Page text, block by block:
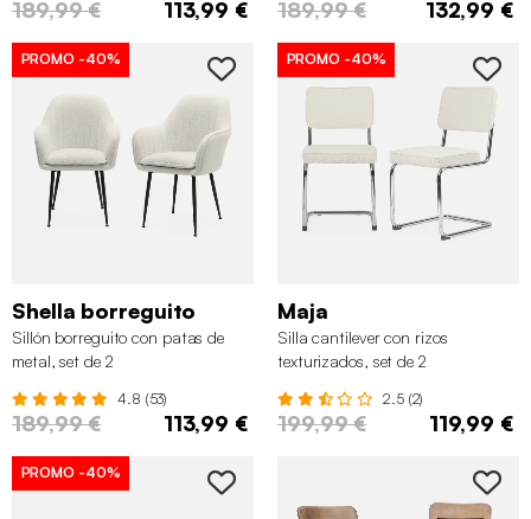
189,99 € 113,99 € 189,99 € 132,99 €
PROMO -40%
Shella borreguito
Sillón borreguito con patas de
metal, set de 2
4.8 (53)
189,99 € 113,99 €
PROMO -40%
Maja
Silla cantilever con rizos
texturizados, set de 2
2.5 (2)
199,99 € 119,99 €
PROMO -40%